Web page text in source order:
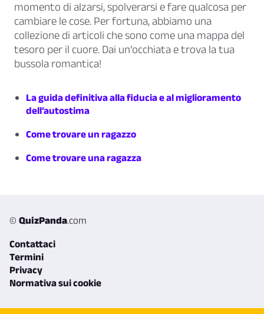
momento di alzarsi, spolverarsi e fare qualcosa per
cambiare le cose. Per fortuna, abbiamo una
collezione di articoli che sono come una mappa del
tesoro per il cuore. Dai un’occhiata e trova la tua
bussola romantica!
La guida definitiva alla fiducia e al miglioramento
dell’autostima
Come trovare un ragazzo
Come trovare una ragazza
© QuizPanda.com
Contattaci
Termini
Privacy
Normativa sui cookie